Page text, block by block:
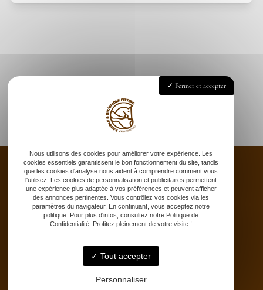
Accueil
Saddle fitting
Bit fitting
Stages
Partenaires
Catalogue
Fermer et accepter
Nous utilisons des cookies pour améliorer votre expérience. Les
cookies essentiels garantissent le bon fonctionnement du site, tandis
que les cookies d'analyse nous aident à comprendre comment vous
l'utilisez. Les cookies de personnalisation et publicitaires permettent
une expérience plus adaptée à vos préférences et peuvent afficher
des annonces pertinentes. Vous contrôlez vos cookies via les
paramètres du navigateur. En continuant, vous acceptez notre
politique. Pour plus d'infos, consultez notre Politique de
Confidentialité. Profitez pleinement de votre visite !
Tout accepter
Personnaliser